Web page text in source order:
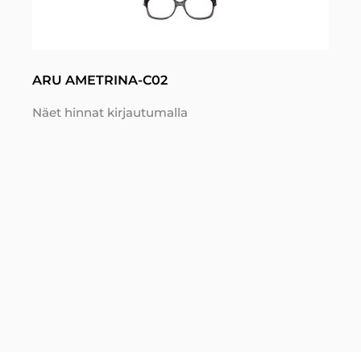
ARU AMETRINA-C02
Näet hinnat kirjautumalla